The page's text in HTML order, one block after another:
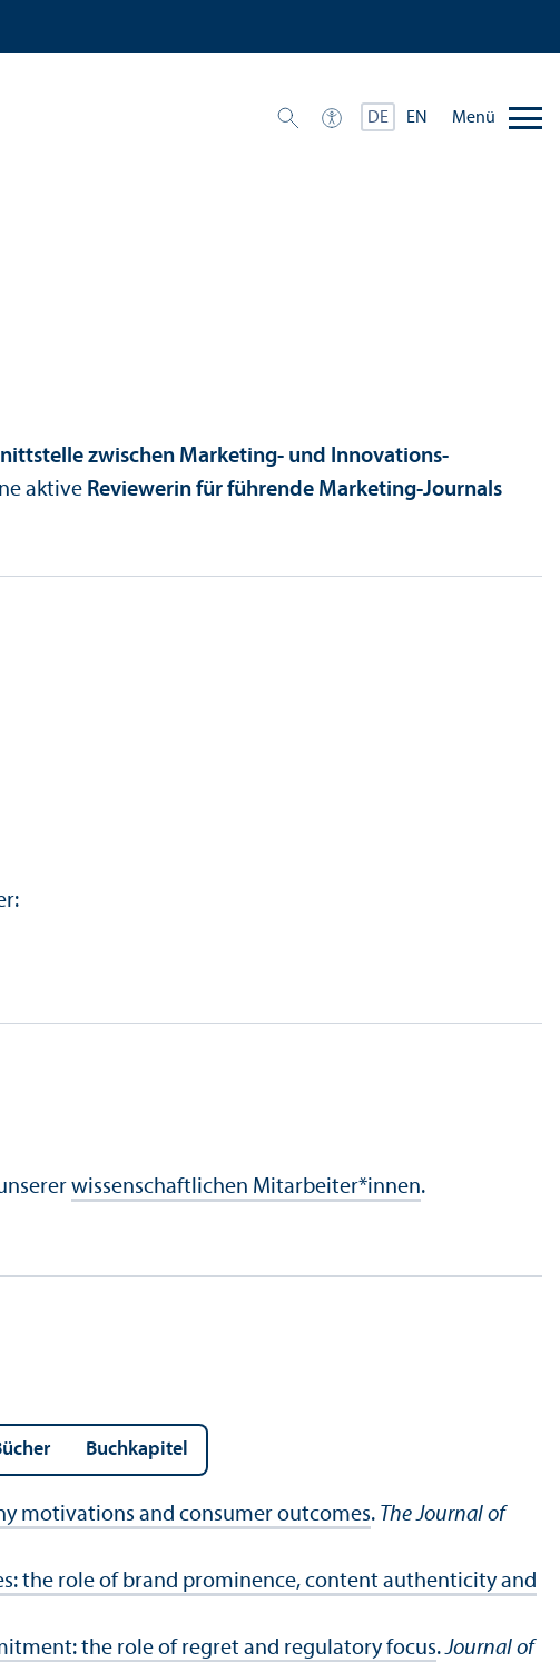
DE EN Menü
zwischen Marketing- und Innovations­
aktive Reviewerin für führende Marketing-Journals
wissenschaft­lichen Mitarbeiter*innen.
Buchkapitel
motivations and consumer outcomes. The Journal of
the role of brand prominence, content authenticity and
the role of regret and regulatory focus.Journal of